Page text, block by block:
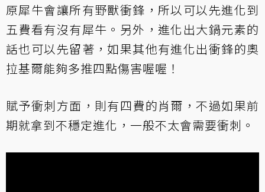
原犀牛會讓所有野獸衝鋒，所以可以先進化到
五費看有沒有犀牛。另外，進化出大鍋元素的
話也可以先留著，如果其他有進化出衝鋒的奧
拉基爾能夠多推四點傷害喔喔！
賦予衝刺方面，則有四費的肖爾，不過如果前
期就拿到不穩定進化，一般不太會需要衝刺。